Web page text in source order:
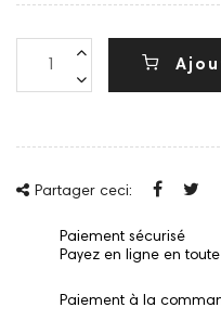
Partager ceci:
Paiement sécurisé
Payez en ligne en
Paiement à la